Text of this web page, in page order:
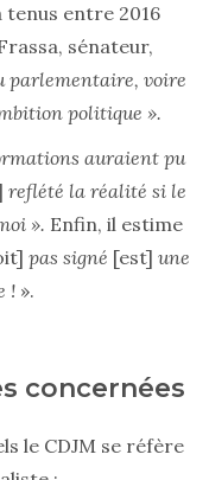
tenus entre 2016
sénateur,
parlementaire, voire
politique ».
auraient pu
reflété la réalité si le
». Enfin, il estime
pas signé [est] une
! ».
concernées
le CDJM se réfère